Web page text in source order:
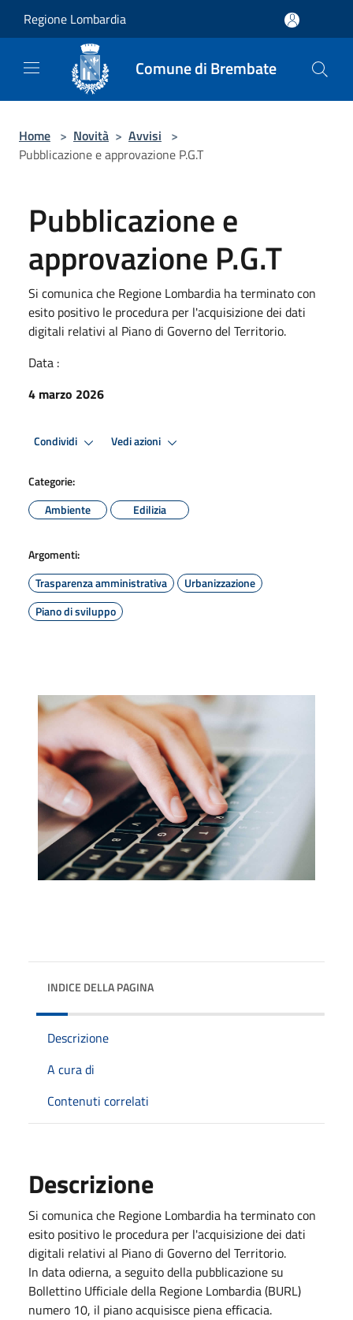
Regione Lombardia
Comune di Brembate
Home > Novità > Avvisi >
Pubblicazione e approvazione P.G.T
Pubblicazione e
approvazione P.G.T
Si comunica che Regione Lombardia ha terminato con
esito positivo le procedura per l'acquisizione dei dati
digitali relativi al Piano di Governo del Territorio.
Data :
4 marzo 2026
Condividi Vedi azioni
Categorie:
Ambiente
Edilizia
Argomenti:
Trasparenza amministrativa
Urbanizzazione
Piano di sviluppo
INDICE DELLA PAGINA
Descrizione
A cura di
Contenuti correlati
Descrizione
Si comunica che Regione Lombardia ha terminato con
esito positivo le procedura per l'acquisizione dei dati
digitali relativi al Piano di Governo del Territorio.
In data odierna, a seguito della pubblicazione su
Bollettino Ufficiale della Regione Lombardia (BURL)
numero 10, il piano acquisisce piena efficacia.